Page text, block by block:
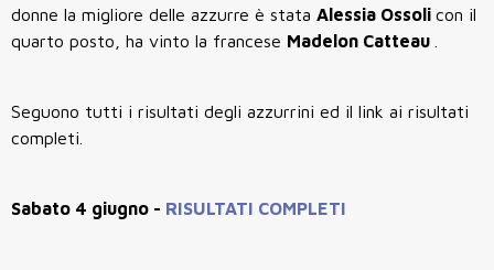
donne la migliore delle azzurre è stata Alessia Ossoli con il
quarto posto, ha vinto la francese Madelon Catteau
Seguono tutti i risultati degli azzurrini ed il link ai risultati
completi.
Sabato 4 giugno - RISULTATI COMPLETI